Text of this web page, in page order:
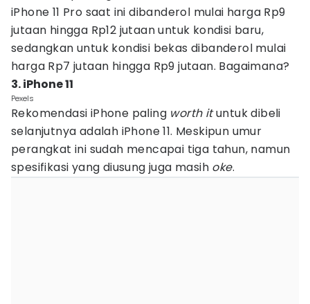
iPhone 11 Pro saat ini dibanderol mulai harga Rp9
jutaan hingga Rp12 jutaan untuk kondisi baru,
sedangkan untuk kondisi bekas dibanderol mulai
harga Rp7 jutaan hingga Rp9 jutaan. Bagaimana?
3. iPhone 11
Pexels
Rekomendasi iPhone paling worth ituntuk dibeli
selanjutnya adalah iPhone 11. Meskipun umur
perangkat ini sudah mencapai tiga tahun, namun
spesifikasi yang diusung juga masih oke.